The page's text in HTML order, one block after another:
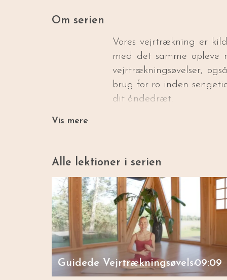
Om serien
Vores vejrtrækning er
med det samme
vejrtrækningsøvelser,
brug for ro inden
dit åndedræt.
Vis mere
Alle lektioner i serien
Guidede Vejrtrækningsøvelser09:09